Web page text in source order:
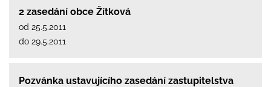
2 zasedání obce Žítková
od 25.5.2011
do 29.5.2011
Pozvánka ustavujícího zasedání zastupitelstva